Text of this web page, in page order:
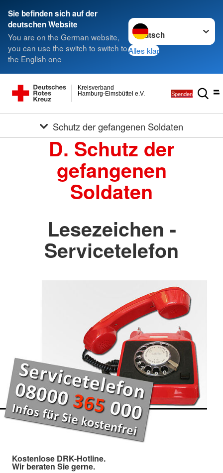
Sie befinden sich auf der
deutschen Website
You are on the German website,
you can use the switch to switch to
the English one
Sprache wechseln zu
Alles klar
Hamburg-Eimsbüttel e.V.
Kreisverband
Spenden
Schutz der gefangenen Soldaten
D. Schutz der
gefangenen
Soldaten
Lesezeichen -
Servicetelefon
Kostenlose DRK-Hotline.
Wir beraten Sie gerne.